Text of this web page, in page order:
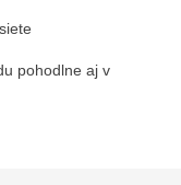
pohodlne aj v